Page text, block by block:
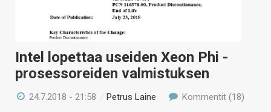
Intel lopettaa useiden Xeon Phi -
prosessoreiden valmistuksen
24.7.2018 - 21:58 /Petrus Laine Kommentit (18)